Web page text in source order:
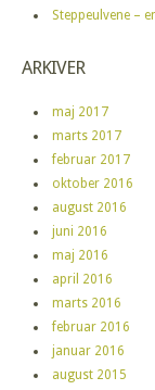
Steppeulvene –
ARKIVER
maj 2017
marts 2017
februar 2017
oktober 2016
august 2016
juni 2016
maj 2016
april 2016
marts 2016
februar 2016
januar 2016
august 2015